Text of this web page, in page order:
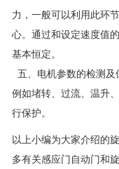
力，一般可以利用此环
心。通过和设定速度值
基本恒定。
五、电机参数的检测及
例如堵转、过流、温升
行保护。
以上小编为大家介绍的
多有关感应门自动门和